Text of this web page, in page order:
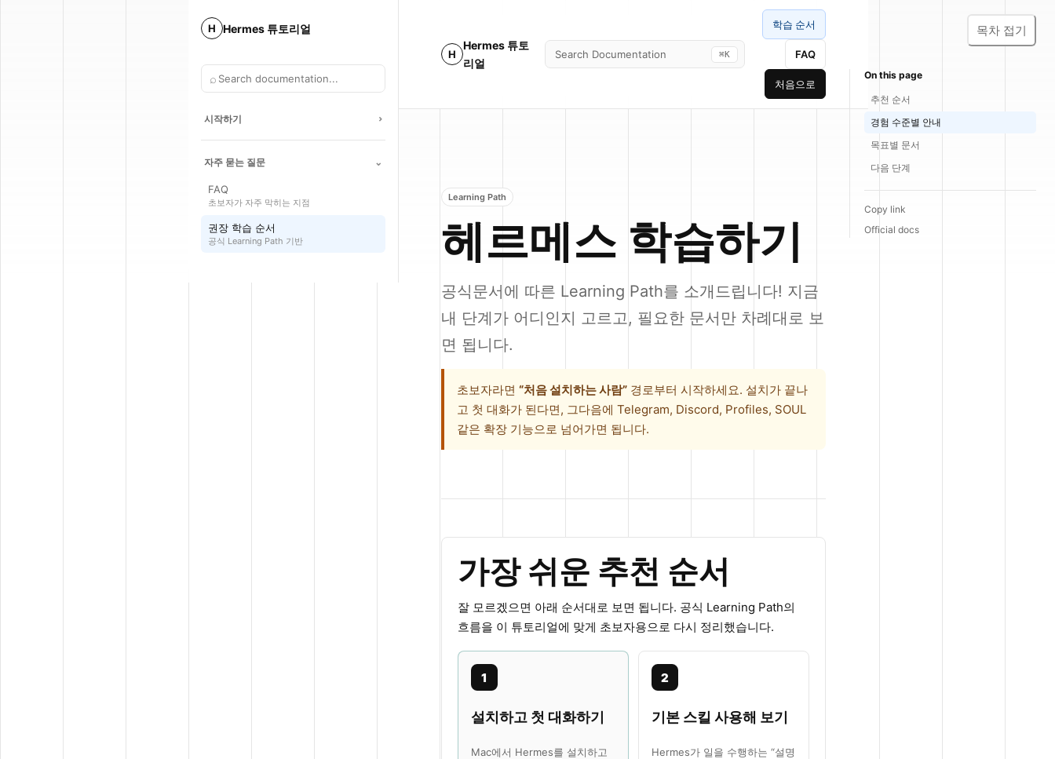
H Hermes 튜토리얼
⌕
시작하기
자주 묻는 질문
FAQ
초보자가 자주 막히는 지점
권장 학습 순서
공식 Learning Path 기반
목차 접기
On this page
추천 순서
경험 수준별 안내
목표별 문서
다음 단계
Copy link
Official docs
H
Hermes 튜토
리얼
Search Documentation ⌘K
학습 순서
FAQ
처음으로
Learning Path
헤르메스 학습하기
공식문서에 따른 Learning Path를 소개드립니다! 지금
내 단계가 어디인지 고르고, 필요한 문서만 차례대로 보
면 됩니다.
초보자라면 “처음 설치하는 사람”경로부터 시작하세요. 설치가 끝나
고 첫 대화가 된다면, 그다음에 Telegram, Discord, Profiles, SOUL
같은 확장 기능으로 넘어가면 됩니다.
가장 쉬운 추천 순서
잘 모르겠으면 아래 순서대로 보면 됩니다. 공식 Learning Path의
흐름을 이 튜토리얼에 맞게 초보자용으로 다시 정리했습니다.
1
설치하고 첫 대화하기
Mac에서 Hermes를 설치하고
2
기본 스킬 사용해 보기
Hermes가 일을 수행하는 “설명